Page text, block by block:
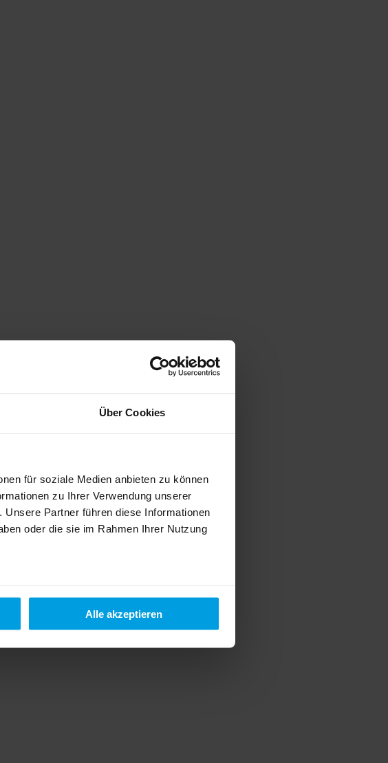
Über Cookies
für soziale Medien anbieten zu können
zu Ihrer Verwendung unserer
Partner führen diese Informationen
oder die sie im Rahmen Ihrer Nutzung
Alle akzeptieren